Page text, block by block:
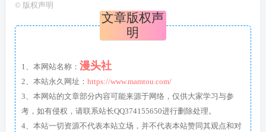
© 版权声明
文章版权声
明
1、本网站名称： 漫头社
2、本站永久网址： https://www.mamtou.com/
3、本网站的文章部分内容可能来源于网络，仅供大家学习与参
考，如有侵权，请联系站长QQ374155650进行删除处理。
4、本站一切资源不代表本站立场，并不代表本站赞同其观点和对